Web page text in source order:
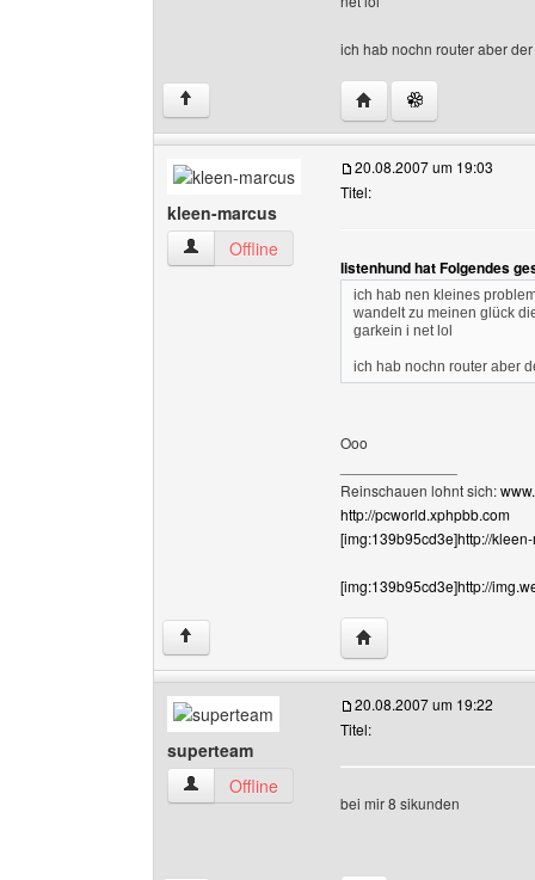
ich hab nochn router aber
↑ Website dieses
kleen-marcus
kleen-marcus Benutzer-Profile anzeigen
Offline
20.08.2007 um 19:03
Titel:
listenhund hat Folgendes
ich hab nen kleines
wandelt zu meinen glück
garkein i net lol
ich hab nochn router aber
Ooo
Reinschauen lohnt sich:
http://pcworld.xphpbb.com
[img:139b95cd3e]http://
[img:139b95cd3e]http://
↑ Website dieses
superteam
superteam Benutzer-Profile anzeigen
Offline
20.08.2007 um 19:22
Titel:
bei mir 8 sikunden